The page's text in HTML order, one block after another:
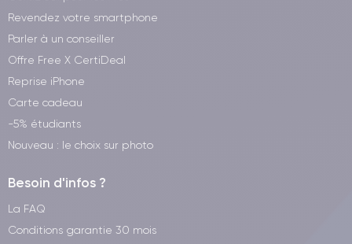
Revendez votre smartphone
Parler à un conseiller
Offre Free X CertiDeal
Reprise iPhone
Carte cadeau
-5% étudiants
Nouveau : le choix sur photo
Besoin d'infos ?
La FAQ
Conditions garantie 30 mois